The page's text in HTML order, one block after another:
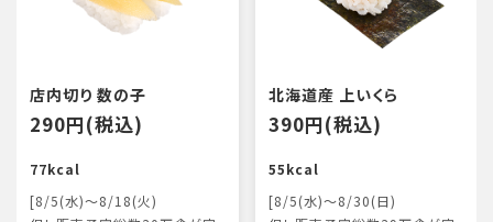
店内切り 数の子
290円(税込)
77kcal
[8/5(水)～8/18(火)
北海道産 上いくら
390円(税込)
55kcal
[8/5(水)～8/30(日)